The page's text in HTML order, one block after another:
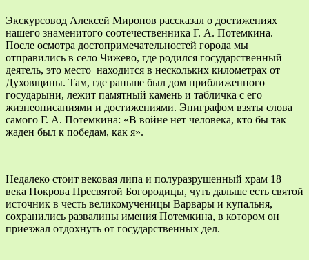
Экскурсовод Алексей Миронов рассказал о достижениях
нашего знаменитого соотечественника Г. А. Потемкина.
После осмотра достопримечательностей города мы
отправились в село Чижево, где родился государственный
деятель, это место находится в нескольких километрах от
Духовщины. Там, где раньше был дом приближенного
государыни, лежит памятный камень и табличка с его
жизнеописаниями и достижениями. Эпиграфом взяты слова
самого Г. А. Потемкина: «В войне нет человека, кто бы так
жаден был к победам, как я».
Недалеко стоит вековая липа и полуразрушенный храм 18
века Покрова Пресвятой Богородицы, чуть дальше есть святой
источник в честь великомученицы Варвары и купальня,
сохранились развалины имения Потемкина, в котором он
приезжал отдохнуть от государственных дел.